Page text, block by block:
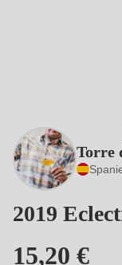
Torre
2019
15,20 €